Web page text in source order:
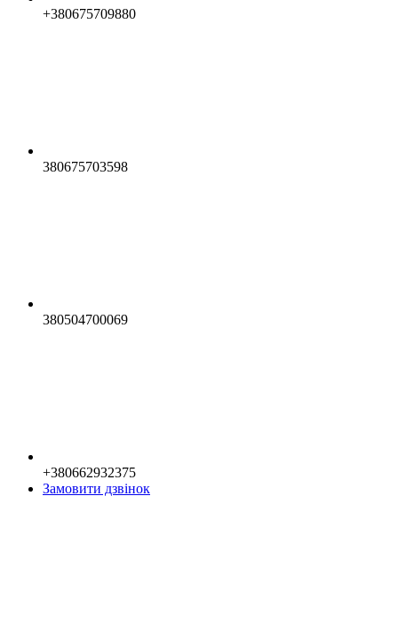
+380675709880
380675703598
380504700069
+380662932375
Замовити дзвінок